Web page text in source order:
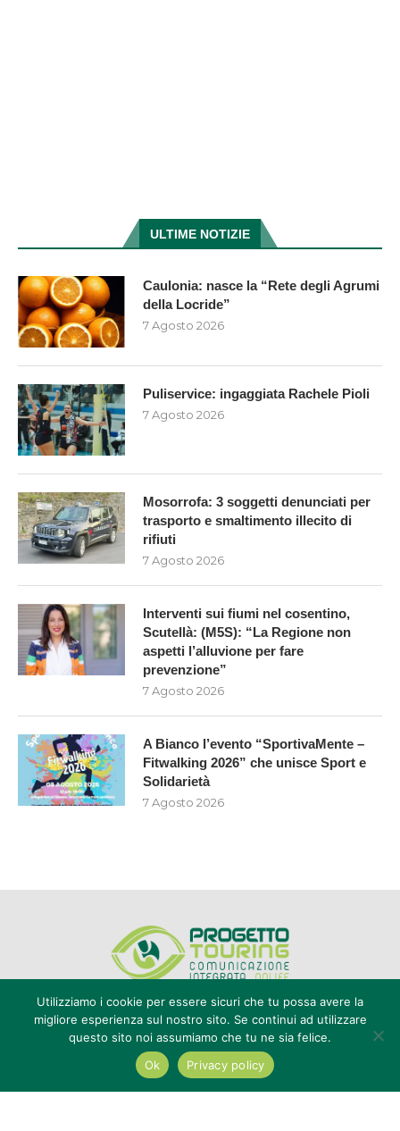
ULTIME NOTIZIE
Caulonia: nasce la “Rete degli Agrumi
della Locride”
7 Agosto 2026
Puliservice: ingaggiata Rachele Pioli
7 Agosto 2026
Mosorrofa: 3 soggetti denunciati per
trasporto e smaltimento illecito di
rifiuti
7 Agosto 2026
Interventi sui fiumi nel cosentino,
Scutellà: (M5S): “La Regione non
aspetti l’alluvione per fare
prevenzione”
7 Agosto 2026
A Bianco l’evento “SportivaMente –
Fitwalking 2026” che unisce Sport e
Solidarietà
7 Agosto 2026
Editore Progetto Touring srl - iscrizione al ROC n°20616 - P.IVA e CF
02636800803 - Reg. Tribunale Reggio Calabria n° 04/1976 -
redazione@touring104.it
Utilizziamo i cookie per essere sicuri che tu possa avere la
migliore esperienza sul nostro sito. Se continui ad utilizzare
questo sito noi assumiamo che tu ne sia felice.
Ok
Privacy policy